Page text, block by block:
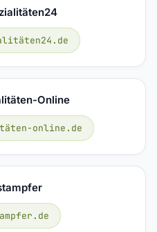
Online
online.de